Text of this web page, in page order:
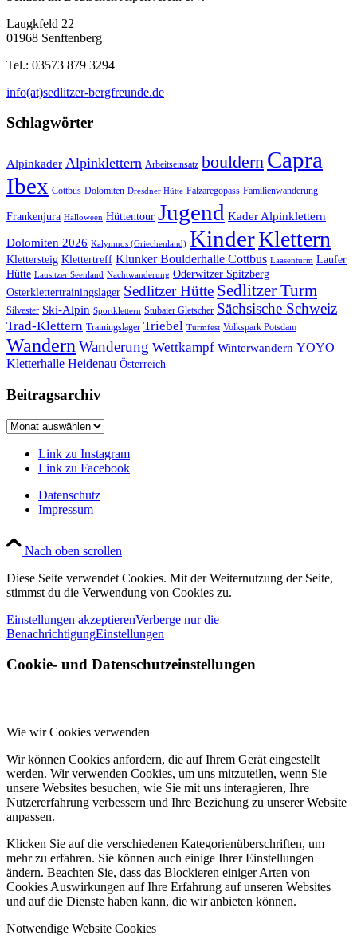
Laugkfeld 22
01968 Senftenberg
Tel.: 03573 879 3294
info(at)sedlitzer-bergfreunde.de
Schlagwörter
Alpinkader Alpinklettern Arbeitseinsatz bouldern Capra
Ibex Cottbus Dolomiten Dresdner Hütte Falzaregopass Familienwanderung
Frankenjura Halloween Hüttentour Jugend Kader Alpinklettern
Dolomiten 2026 Kalymnos (Griechenland) KinderKlettern
Klettersteig Klettertreff Klunker Boulderhalle Cottbus Laasenturm Laufer
Hütte Lausitzer Seenland Nachtwanderung Oderwitzer Spitzberg
Osterklettertrainingslager Sedlitzer Hütte Sedlitzer Turm
Silvester Ski-Alpin Sportklettern Stubaier Gletscher Sächsische Schweiz
Trad-Klettern Trainingslager Triebel Turmfest Volkspark Potsdam
Wandern Wanderung Wettkampf Winterwandern YOYO
Kletterhalle Heidenau Österreich
Beitragsarchiv
Beitragsarchiv
Link zu Instagram
Link zu Facebook
Datenschutz
Impressum
Nach oben scrollen
Diese Seite verwendet Cookies. Mit der Weiternutzung der Seite,
stimmst du die Verwendung von Cookies zu.
Einstellungen akzeptierenVerberge nur die
BenachrichtigungEinstellungen
Cookie- und Datenschutzeinstellungen
Wie wir Cookies verwenden
Wir können Cookies anfordern, die auf Ihrem Gerät eingestellt
werden. Wir verwenden Cookies, um uns mitzuteilen, wenn Sie
unsere Websites besuchen, wie Sie mit uns interagieren, Ihre
Nutzererfahrung verbessern und Ihre Beziehung zu unserer Website
anpassen.
Klicken Sie auf die verschiedenen Kategorienüberschriften, um
mehr zu erfahren. Sie können auch einige Ihrer Einstellungen
ändern. Beachten Sie, dass das Blockieren einiger Arten von
Cookies Auswirkungen auf Ihre Erfahrung auf unseren Websites
und auf die Dienste haben kann, die wir anbieten können.
Notwendige Website Cookies